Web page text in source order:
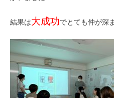
結果は大成功でとても仲が深